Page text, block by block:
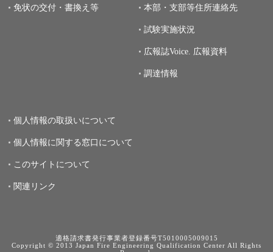
免状の交付・書換え等 本部・支部等住所連絡先
試験実施状況
広報誌Voice. 広報資料
調達情報
個人情報の取扱いについて
個人情報に関する窓口について
このサイトについて
関連リンク
適格請求書発行事業者登録番号T5010005009015
Copyright © 2013 Japan Fire Engineering Qualification Center All Rights